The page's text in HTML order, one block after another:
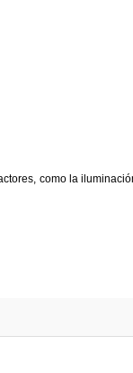
como la